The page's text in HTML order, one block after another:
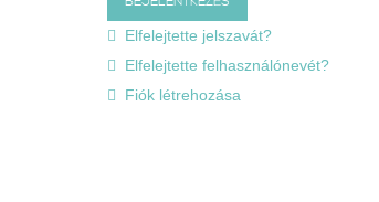
Elfelejtette jelszavát?
Elfelejtette felhasználónevét?
Fiók létrehozása